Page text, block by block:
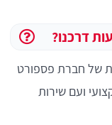
דרכנו?
של חברת פספורט
ועם שירות